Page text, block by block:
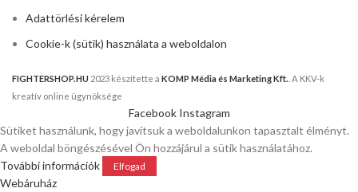
Adattörlési kérelem
Cookie-k (sütik) használata a weboldalon
FIGHTERSHOP.HU 2023 készítette a KOMP Média és Marketing Kft. . A KKV-k
kreatív online ügynöksége
Facebook Instagram
Sütiket használunk, hogy javítsuk a weboldalunkon tapasztalt élményt.
A weboldal böngészésével Ön hozzájárul a sütik használatához.
További információk
Elfogad
Webáruház